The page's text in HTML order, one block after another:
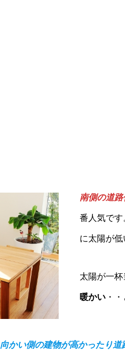
南側の道
番人気で
に太陽が
太陽が一杯
暖かい ・
向かい側の建物が高かったり道